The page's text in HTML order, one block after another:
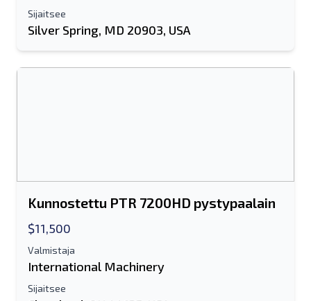
Sijaitsee
Silver Spring, MD 20903, USA
Kunnostettu PTR 7200HD pystypaalain
$11,500
Valmistaja
International Machinery
Sijaitsee